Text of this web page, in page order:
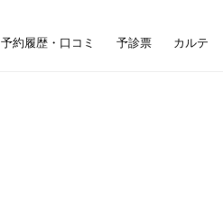
予約履歴・口コミ 予診票 カルテ